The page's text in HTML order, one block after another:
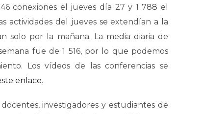
conexiones el jueves día 27 y 1 788 el
actividades del jueves se extendían a la
solo por la mañana. La media diaria de
fue de 1 516, por lo que podemos
Los vídeos de las conferencias se
enlace.
investigadores y estudiantes de